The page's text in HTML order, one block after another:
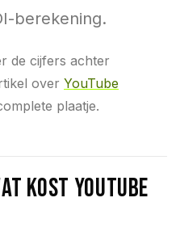
berekening.
de cijfers achter
over YouTube
plaatje.
kost YouTube